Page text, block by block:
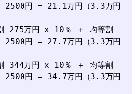
2500円 = 21.1万円（3.3万円
275万円 x 10％ ＋ 均等割
2500円 = 27.7万円（3.3万円
344万円 x 10％ ＋ 均等割
2500円 = 34.7万円（3.3万円